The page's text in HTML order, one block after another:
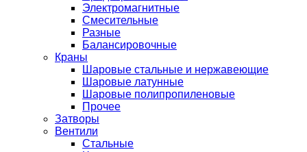
Электромагнитные
Смесительные
Разные
Балансировочные
Краны
Шаровые стальные и нержавеющие
Шаровые латунные
Шаровые полипропиленовые
Прочее
Затворы
Вентили
Стальные